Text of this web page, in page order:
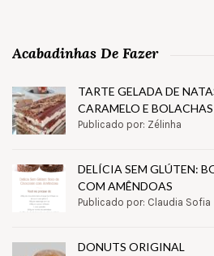
Acabadinhas De Fazer
TARTE GELADA DE
CARAMELO E BOLACHAS
Publicado por: Zélinha
DELÍCIA SEM GLÚTEN:
COM AMÊNDOAS
Publicado por: Claudia Sofia
DONUTS ORIGINAL